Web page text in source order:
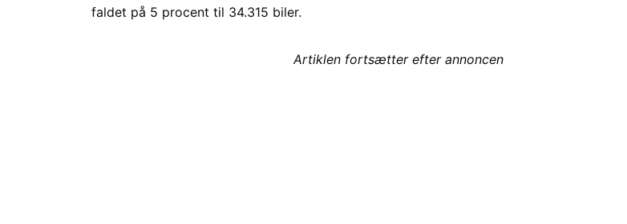
faldet på 5 procent til 34.315 biler.
Artiklen fortsætter efter annoncen